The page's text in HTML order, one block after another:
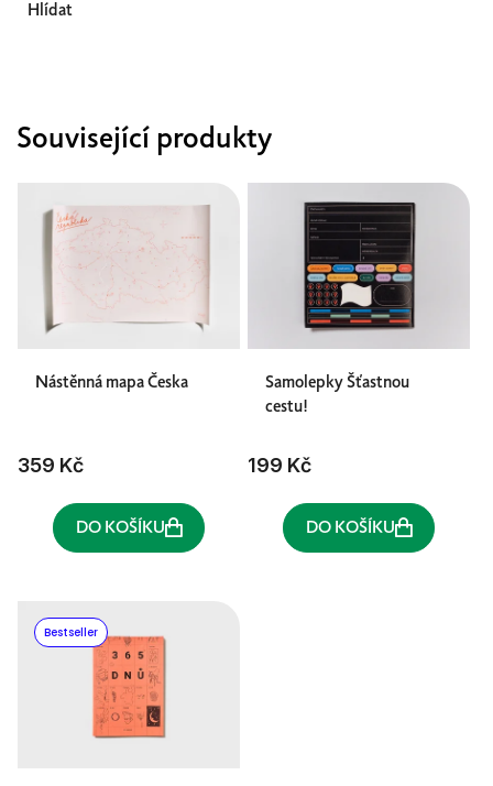
Hlídat
Související produkty
Nástěnná mapa Česka
359 Kč
DO KOŠÍKU
Samolepky Šťastnou
cestu!
199 Kč
DO KOŠÍKU
Bestseller